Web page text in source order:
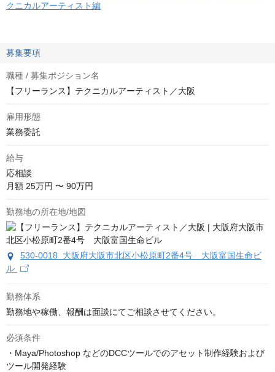
クニカルアーティスト編
募集要項
職種 / 募集ポジション名
【フリーランス】テクニカルアーティスト／大阪
雇用形態
業務委託
給与
応相談
月額 25万円 〜 90万円
勤務地の所在地/地図
530-0018 大阪府大阪市北区小松原町2番4号 大阪富国生命ビ
ル
勤務体系
勤務地や稼働、報酬は面談にてご相談させてください。
必須条件
・Maya/Photoshop などのDCCツールでのアセット制作経験および
ツール開発経験